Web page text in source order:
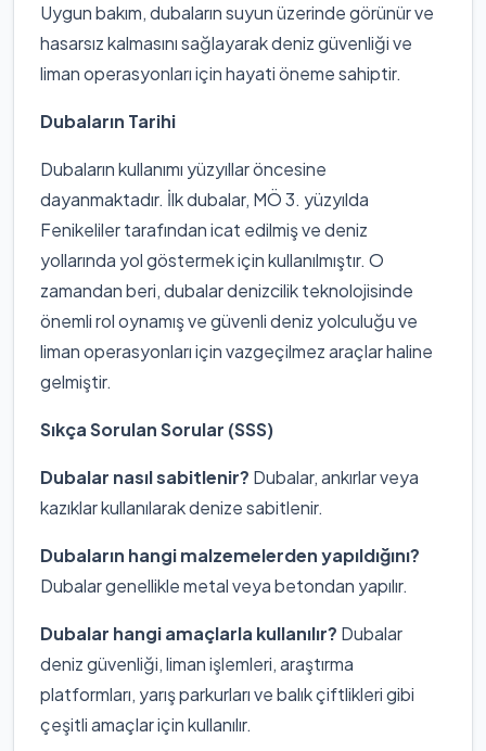
Uygun bakım, dubaların suyun üzerinde görünür ve
hasarsız kalmasını sağlayarak deniz güvenliği ve
liman operasyonları için hayati öneme sahiptir.
Dubaların Tarihi
Dubaların kullanımı yüzyıllar öncesine
dayanmaktadır. İlk dubalar, MÖ 3. yüzyılda
Fenikeliler tarafından icat edilmiş ve deniz
yollarında yol göstermek için kullanılmıştır. O
zamandan beri, dubalar denizcilik teknolojisinde
önemli rol oynamış ve güvenli deniz yolculuğu ve
liman operasyonları için vazgeçilmez araçlar haline
gelmiştir.
Sıkça Sorulan Sorular (SSS)
Dubalar nasıl sabitlenir? Dubalar, ankırlar veya
kazıklar kullanılarak denize sabitlenir.
Dubaların hangi malzemelerden yapıldığını?
Dubalar genellikle metal veya betondan yapılır.
Dubalar hangi amaçlarla kullanılır? Dubalar
deniz güvenliği, liman işlemleri, araştırma
platformları, yarış parkurları ve balık çiftlikleri gibi
çeşitli amaçlar için kullanılır.